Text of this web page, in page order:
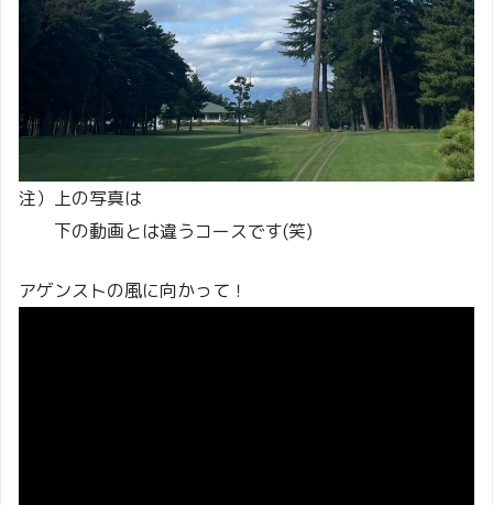
注）上の写真は
下の動画とは違うコースです(笑)
アゲンストの風に向かって！